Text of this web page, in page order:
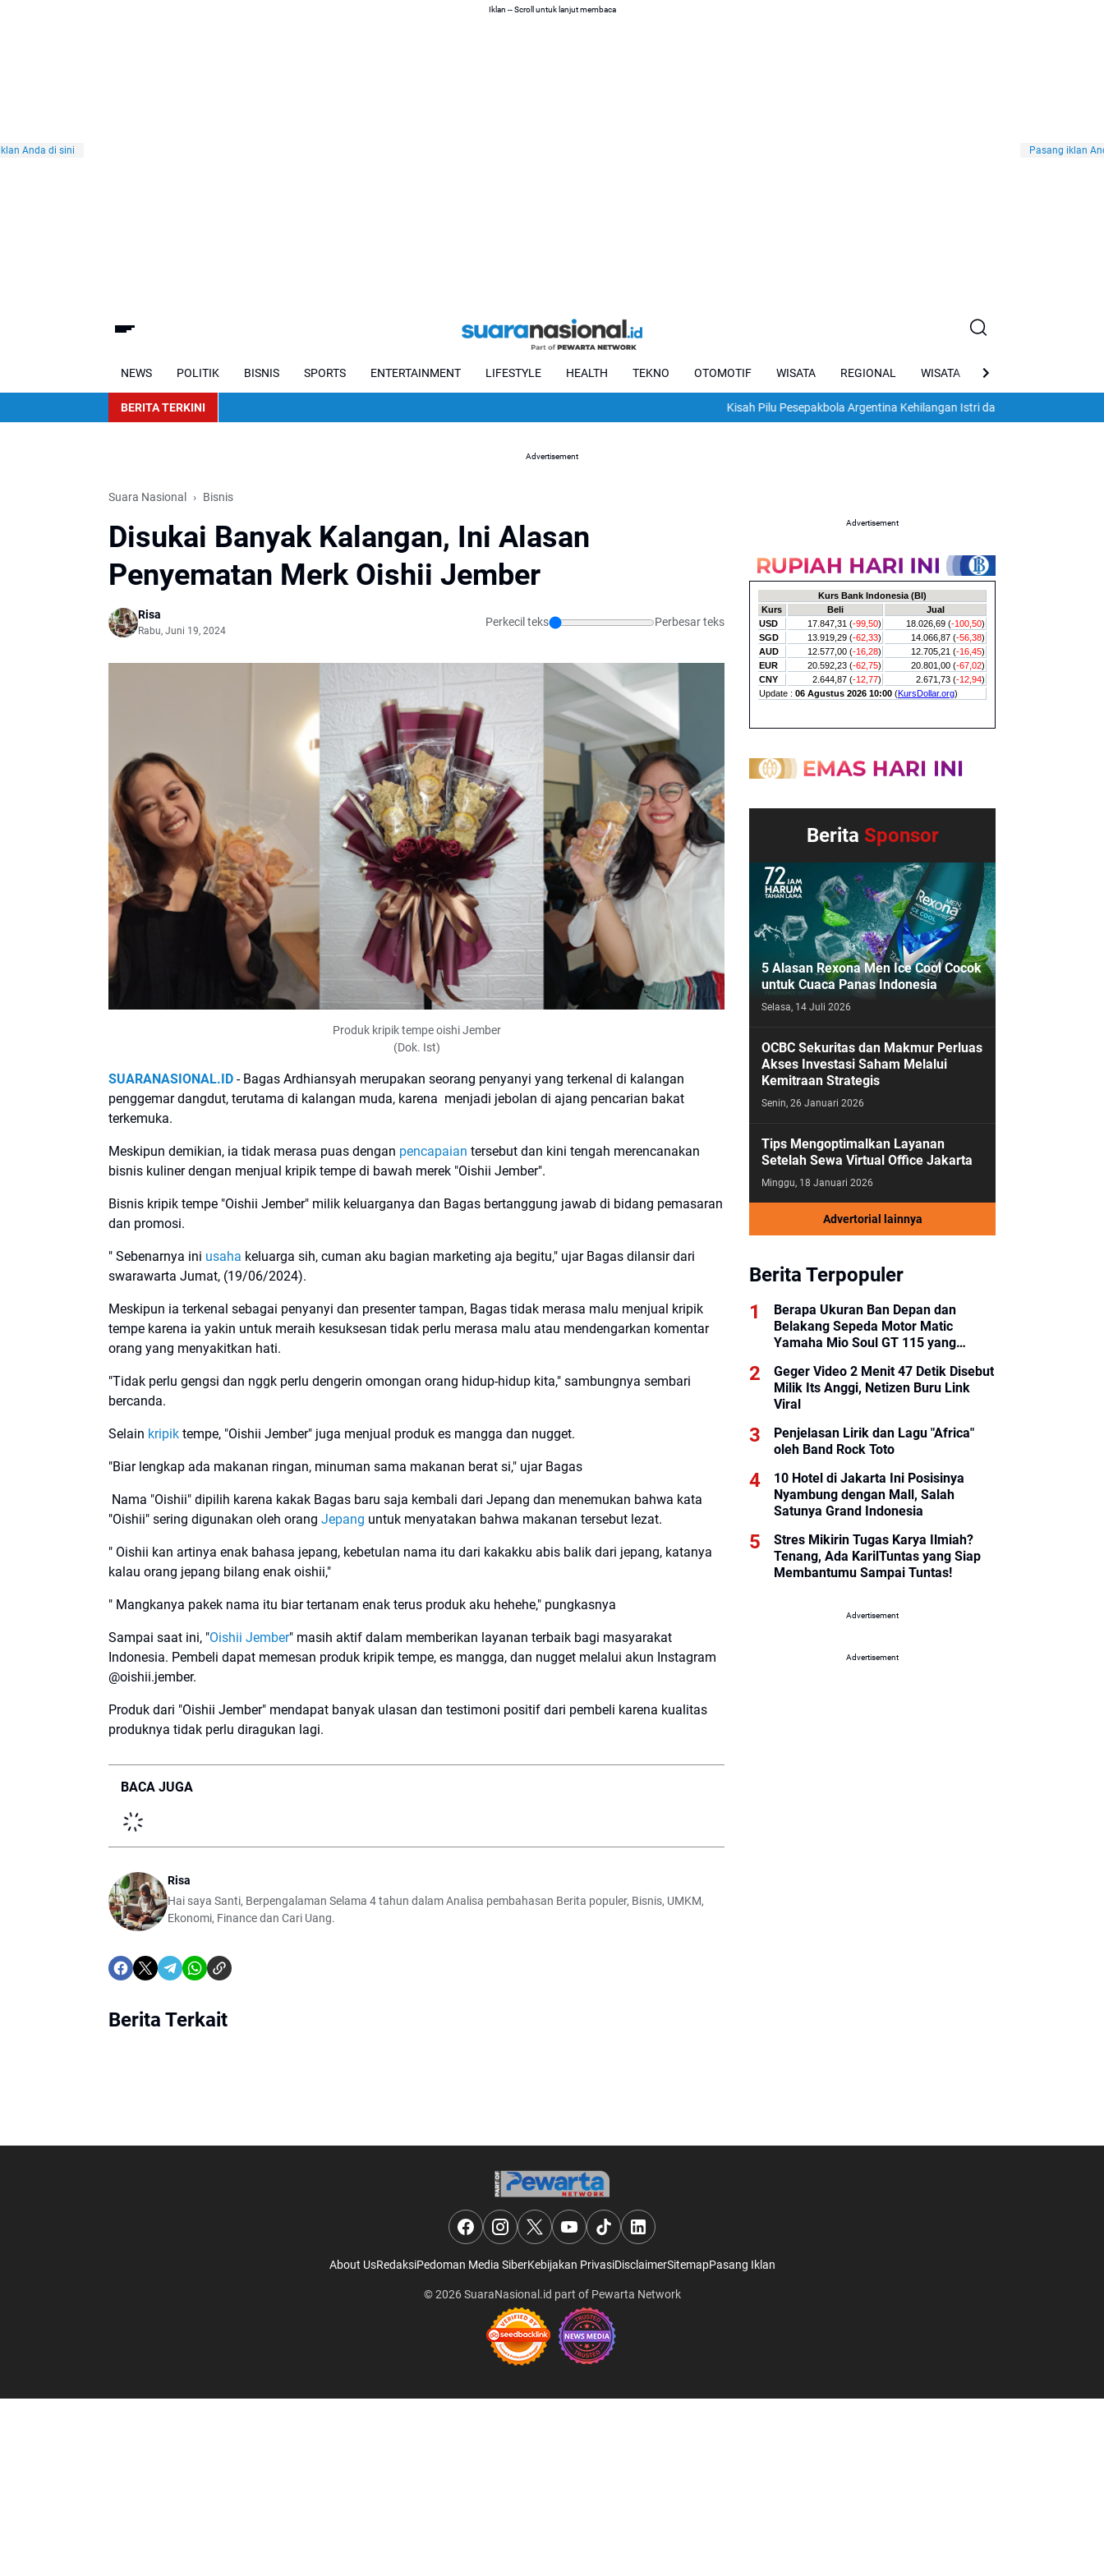
Iklan -- Scroll untuk lanjut membaca
NEWS POLITIK BISNIS SPORTS ENTERTAINMENT LIFESTYLE HEALTH TEKNO OTOMOTIF WISATA REGIONAL WISATA VIRAL
BERITA TERKINI Kisah Pilu Pesepakbola Argentina Kehilangan Istri dan Dua Anak dalam Gempa
Advertisement
Suara Nasional Bisnis
Disukai Banyak Kalangan, Ini Alasan
Penyematan Merk Oishii Jember
Risa
Rabu, Juni 19, 2024
Perkecil teks Perbesar teks
Produk kripik tempe oishi Jember
(Dok. Ist)
SUARANASIONAL.ID - Bagas Ardhiansyah merupakan seorang penyanyi yang terkenal di kalangan
penggemar dangdut, terutama di kalangan muda, karena menjadi jebolan di ajang pencarian bakat
terkemuka.
Meskipun demikian, ia tidak merasa puas dengan pencapaian tersebut dan kini tengah merencanakan
bisnis kuliner dengan menjual kripik tempe di bawah merek "Oishii Jember".
Bisnis kripik tempe "Oishii Jember" milik keluarganya dan Bagas bertanggung jawab di bidang pemasaran
dan promosi.
" Sebenarnya ini usaha keluarga sih, cuman aku bagian marketing aja begitu," ujar Bagas dilansir dari
swarawarta Jumat, (19/06/2024).
Meskipun ia terkenal sebagai penyanyi dan presenter tampan, Bagas tidak merasa malu menjual kripik
tempe karena ia yakin untuk meraih kesuksesan tidak perlu merasa malu atau mendengarkan komentar
orang yang menyakitkan hati.
"Tidak perlu gengsi dan nggk perlu dengerin omongan orang hidup-hidup kita," sambungnya sembari
bercanda.
Selain kripik tempe, "Oishii Jember" juga menjual produk es mangga dan nugget.
"Biar lengkap ada makanan ringan, minuman sama makanan berat si," ujar Bagas
Nama "Oishii" dipilih karena kakak Bagas baru saja kembali dari Jepang dan menemukan bahwa kata
"Oishii" sering digunakan oleh orang Jepang untuk menyatakan bahwa makanan tersebut lezat.
" Oishii kan artinya enak bahasa jepang, kebetulan nama itu dari kakakku abis balik dari jepang, katanya
kalau orang jepang bilang enak oishii,"
" Mangkanya pakek nama itu biar tertanam enak terus produk aku hehehe," pungkasnya
Sampai saat ini, "Oishii Jember" masih aktif dalam memberikan layanan terbaik bagi masyarakat
Indonesia. Pembeli dapat memesan produk kripik tempe, es mangga, dan nugget melalui akun Instagram
@oishii.jember.
Produk dari "Oishii Jember" mendapat banyak ulasan dan testimoni positif dari pembeli karena kualitas
produknya tidak perlu diragukan lagi.
BACA JUGA
Risa
Hai saya Santi, Berpengalaman Selama 4 tahun dalam Analisa pembahasan Berita populer, Bisnis, UMKM,
Ekonomi, Finance dan Cari Uang.
Berita Terkait
Advertisement
Berita Sponsor
5 Alasan Rexona Men Ice Cool Cocok
untuk Cuaca Panas Indonesia
Selasa, 14 Juli 2026
OCBC Sekuritas dan Makmur Perluas
Akses Investasi Saham Melalui
Kemitraan Strategis
Senin, 26 Januari 2026
Tips Mengoptimalkan Layanan
Setelah Sewa Virtual Office Jakarta
Minggu, 18 Januari 2026
Advertorial lainnya
Berita Terpopuler
Berapa Ukuran Ban Depan dan
Belakang Sepeda Motor Matic
Yamaha Mio Soul GT 115 yang
Geger Video 2 Menit 47 Detik Disebut
Milik Its Anggi, Netizen Buru Link
Viral
Penjelasan Lirik dan Lagu "Africa"
oleh Band Rock Toto
10 Hotel di Jakarta Ini Posisinya
Nyambung dengan Mall, Salah
Satunya Grand Indonesia
Stres Mikirin Tugas Karya Ilmiah?
Tenang, Ada KarilTuntas yang Siap
Membantumu Sampai Tuntas!
Advertisement
Advertisement
Anda di sini Pasang iklan
About UsRedaksiPedoman Media SiberKebijakan PrivasiDisclaimerSitemapPasang Iklan
© 2026SuaraNasional.id part of Pewarta Network